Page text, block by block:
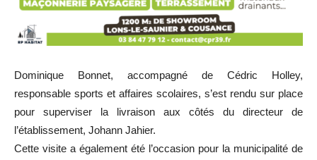
Dominique Bonnet, accompagné de Cédric Holley,
responsable sports et affaires scolaires, s’est rendu sur place
pour superviser la livraison aux côtés du directeur de
l’établissement, Johann Jahier.
Cette visite a également été l’occasion pour la municipalité de